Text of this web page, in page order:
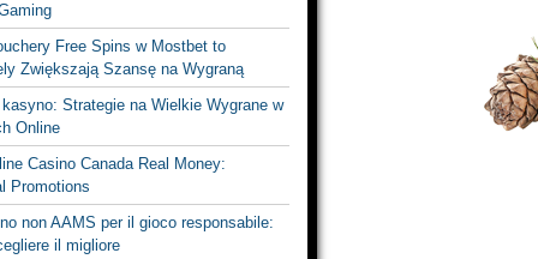
Free Spins w Mostbet to
Zwiększają Szansę na Wygraną
Strategie na Wielkie Wygrane w
Online
Casino Canada Real Money:
Promotions
non AAMS per il gioco responsabile:
il migliore